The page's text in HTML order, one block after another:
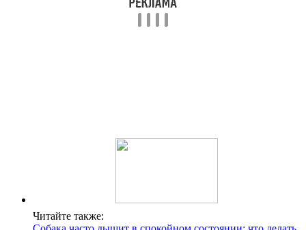
Читайте также: